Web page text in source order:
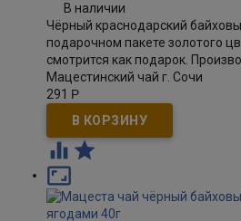
В наличии
Чёрный краснодарский
подарочном пакете золотого
смотрится как подарок.
Мацестинский чай г. Сочи
291 Р
 
